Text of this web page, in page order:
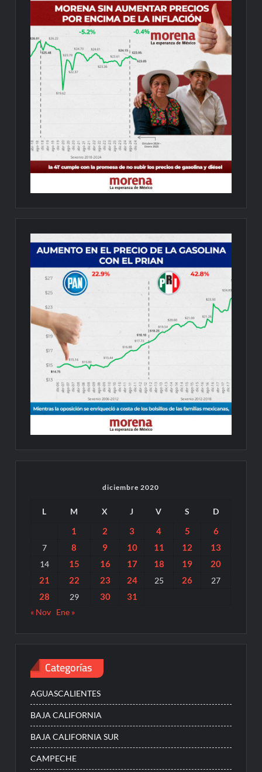
diciembre 2020
L M X J V S D
1 2 3 4 5 6
7 8 9 10 11 12 13
14 15 16 17 18 19
20
21
22 23 24 25 26 27
28 29 30 31
« Nov Ene »
Categorías
AGUASCALIENTES
BAJA CALIFORNIA
BAJA CALIFORNIA SUR
CAMPECHE